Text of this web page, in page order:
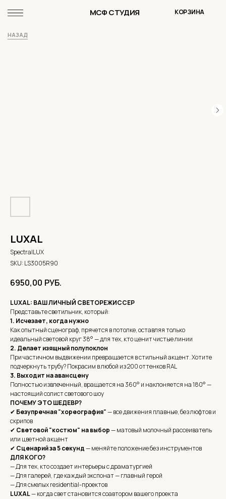
МСФ СТУДИЯ КОРЗИНА
НАЗАД
LUXAL
SpectralLUX
SKU:LS3005R90
6950,00 РУБ.
LUXAL: ВАШ ЛИЧНЫЙ СВЕТОРЕЖИССЕР
Представьте светильник, который:
1. Исчезает, когда нужно
Как опытный сценограф, прячется в потолке, оставляя только
идеальный световой круг 38° — для тех, кто ценит чистые линии
2. Делает изящный полупоклон
При частичном выдвижении превращается в стильный акцент. Хотите
подчеркнуть трубу? Покрасим в любой из 200 оттенков RAL
3. Выходит на авансцену
Полностью извлеченный, вращается на 360° и наклоняется на 180° —
настоящий солист светового шоу
ПОЧЕМУ ЭТО ШЕДЕВР?
✔ Безупречная "хореография"— все движения плавные, без люфтов и
скрипов
✔ Световой "костюм" на выбор— матовый молочный рассеиватель
или цветной акцент
✔ Сценарий за 5 секунд— меняйте положение без инструментов
ДЛЯ КОГО?
— Для тех, кто создает интерьеры с драматургией
— Для галерей, где каждый экспонат — главный герой
— Для смелых residential-проектов
LUXAL— когда свет становится соавтором вашего проекта